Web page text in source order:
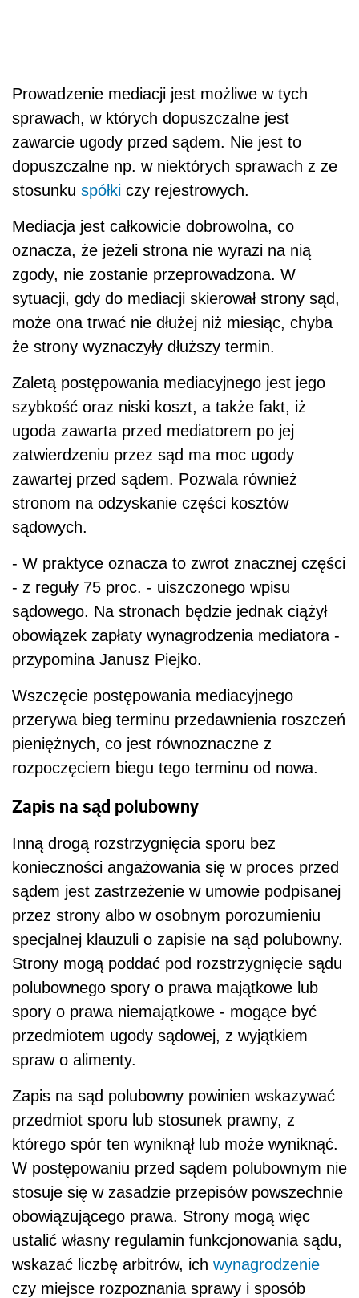
Prowadzenie mediacji jest możliwe w tych
sprawach, w których dopuszczalne jest
zawarcie ugody przed sądem. Nie jest to
dopuszczalne np. w niektórych sprawach z ze
stosunku spółki czy rejestrowych.
Mediacja jest całkowicie dobrowolna, co
oznacza, że jeżeli strona nie wyrazi na nią
zgody, nie zostanie przeprowadzona. W
sytuacji, gdy do mediacji skierował strony sąd,
może ona trwać nie dłużej niż miesiąc, chyba
że strony wyznaczyły dłuższy termin.
Zaletą postępowania mediacyjnego jest jego
szybkość oraz niski koszt, a także fakt, iż
ugoda zawarta przed mediatorem po jej
zatwierdzeniu przez sąd ma moc ugody
zawartej przed sądem. Pozwala również
stronom na odzyskanie części kosztów
sądowych.
- W praktyce oznacza to zwrot znacznej części
- z reguły 75 proc. - uiszczonego wpisu
sądowego. Na stronach będzie jednak ciążył
obowiązek zapłaty wynagrodzenia mediatora -
przypomina Janusz Piejko.
Wszczęcie postępowania mediacyjnego
przerywa bieg terminu przedawnienia roszczeń
pieniężnych, co jest równoznaczne z
rozpoczęciem biegu tego terminu od nowa.
Zapis na sąd polubowny
Inną drogą rozstrzygnięcia sporu bez
konieczności angażowania się w proces przed
sądem jest zastrzeżenie w umowie podpisanej
przez strony albo w osobnym porozumieniu
specjalnej klauzuli o zapisie na sąd polubowny.
Strony mogą poddać pod rozstrzygnięcie sądu
polubownego spory o prawa majątkowe lub
spory o prawa niemajątkowe - mogące być
przedmiotem ugody sądowej, z wyjątkiem
spraw o alimenty.
Zapis na sąd polubowny powinien wskazywać
przedmiot sporu lub stosunek prawny, z
którego spór ten wyniknął lub może wyniknąć.
W postępowaniu przed sądem polubownym nie
stosuje się w zasadzie przepisów powszechnie
obowiązującego prawa. Strony mogą więc
ustalić własny regulamin funkcjonowania sądu,
wskazać liczbę arbitrów, ich wynagrodzenie
czy miejsce rozpoznania sprawy i sposób